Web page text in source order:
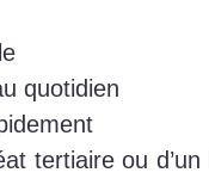
quotidien
tertiaire ou